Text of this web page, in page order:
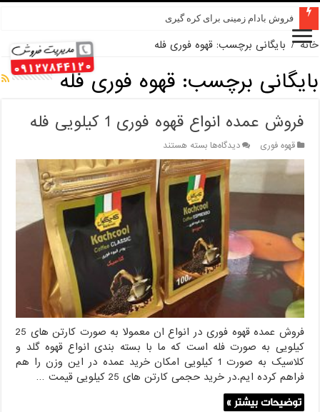
فروش بادام زمینی برای کره گیری
خانه / بایگانی برچسب: قهوه فوری فله
بایگانی برچسب:قهوه فوری فله
فروش عمده انواع قهوه فوری 1 کیلویی فله
قهوه فوری دیدگاه‌هابرای
فروش
عمده
انواع
قهوه
فوری
1
کیلویی
فله
بسته هستند
فروش عمده قهوه فوری در انواع ان معمولا به صورت کارتن های 25
کیلویی به صورت فله است که ما با بسته بندی انواع قهوه گلد و
کلاسیک به صورت 1 کیلویی امکان خرید عمده در این وزن را هم
فراهم کرده ایم.در خرید حجمی کارتن های 25 کیلویی قیمت …
توضیحات بیشتر »